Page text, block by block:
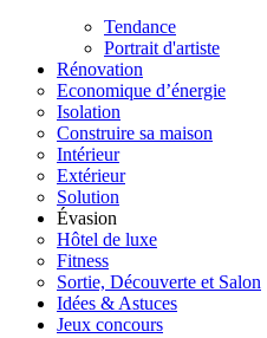
Tendance
Portrait d'artiste
Rénovation
Economique d’énergie
Isolation
Construire sa maison
Intérieur
Extérieur
Solution
Évasion
Hôtel de luxe
Fitness
Sortie, Découverte et Salon
Idées & Astuces
Jeux concours